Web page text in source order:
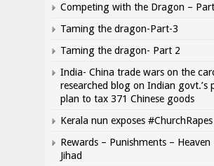
Competing with the Dragon –
Taming the dragon-Part-3
Taming the dragon- Part 2
India- China trade wars on the
researched blog on Indian govt.’s
plan to tax 371 Chinese goods
Kerala nun exposes #ChurchRapes
Rewards – Punishments – Heaven
Jihad